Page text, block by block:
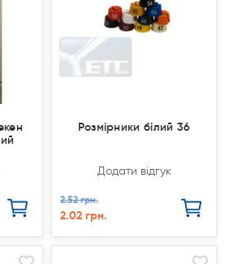
Розмірники білий 36
Додати відгук
2.52 грн.
2.02 грн.